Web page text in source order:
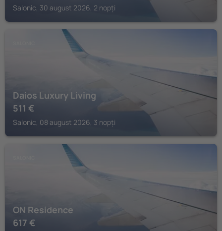
Salonic, 30 august 2026, 2 nopți
Daios Luxury Living
511 €
Salonic, 08 august 2026, 3 nopți
ON Residence
617 €